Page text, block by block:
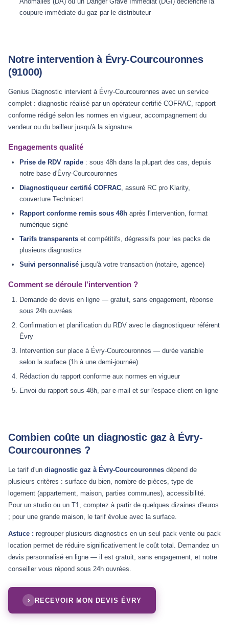
coupure immédiate du gaz par le distributeur
Notre intervention à Évry-Courcouronnes
(91000)
Genius Diagnostic intervient à Évry-Courcouronnes avec un service
complet : diagnostic réalisé par un opérateur certifié COFRAC, rapport
conforme rédigé selon les normes en vigueur, accompagnement du
vendeur ou du bailleur jusqu'à la signature.
Engagements qualité
Prise de RDV rapide : sous 48h dans la plupart des cas, depuis
notre base d'Évry-Courcouronnes
Diagnostiqueur certifié COFRAC, assuré RC pro Klarity,
couverture Technicert
Rapport conforme remis sous 48h après l'intervention, format
numérique signé
Tarifs transparents et compétitifs, dégressifs pour les packs de
plusieurs diagnostics
Suivi personnalisé jusqu'à votre transaction (notaire, agence)
Comment se déroule l'intervention ?
Demande de devis en ligne — gratuit, sans engagement, réponse
sous 24h ouvrées
Confirmation et planification du RDV avec le diagnostiqueur référent
Évry
Intervention sur place à Évry-Courcouronnes — durée variable
selon la surface (1h à une demi-journée)
Rédaction du rapport conforme aux normes en vigueur
Envoi du rapport sous 48h, par e-mail et sur l'espace client en ligne
Combien coûte un diagnostic gaz à Évry-
Courcouronnes ?
Le tarif d'un diagnostic gaz à Évry-Courcouronnes dépend de
plusieurs critères : surface du bien, nombre de pièces, type de
logement (appartement, maison, parties communes), accessibilité.
Pour un studio ou un T1, comptez à partir de quelques dizaines d'euros
; pour une grande maison, le tarif évolue avec la surface.
Astuce : regrouper plusieurs diagnostics en un seul pack vente ou pack
location permet de réduire significativement le coût total. Demandez un
devis personnalisé en ligne — il est gratuit, sans engagement, et notre
conseiller vous répond sous 24h ouvrées.
RECEVOIR MON DEVIS ÉVRY